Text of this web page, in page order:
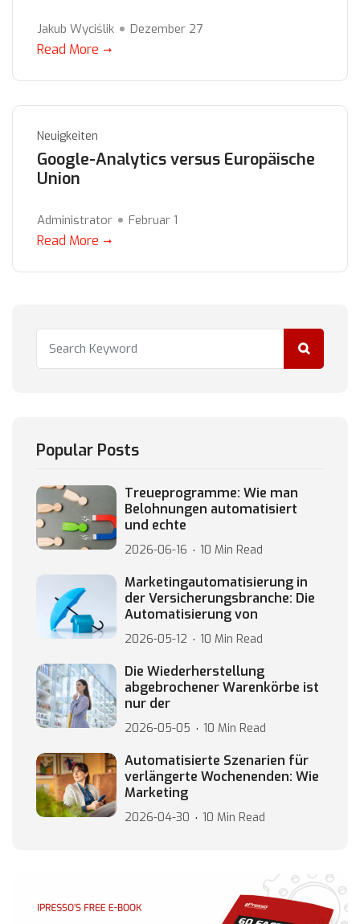
Jakub Wyciślik Dezember 27
Read More
Neuigkeiten
Google-Analytics versus Europäische
Union
Administrator Februar 1
Read More
Popular Posts
Treueprogramme: Wie man
Belohnungen automatisiert
und echte
2026-06-16 10 Min Read
Marketingautomatisierung in
der Versicherungsbranche: Die
Automatisierung von
2026-05-12 10 Min Read
Die Wiederherstellung
abgebrochener Warenkörbe ist
nur der
2026-05-05 10 Min Read
Automatisierte Szenarien für
verlängerte Wochenenden: Wie
Marketing
2026-04-30 10 Min Read